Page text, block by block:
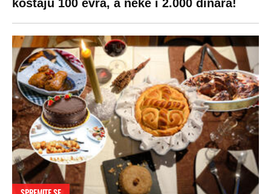
koštaju 100 evra, a neke i 2.000 dinara!